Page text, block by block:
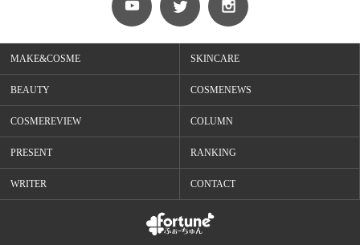
MAKE&COSME SKINCARE
BEAUTY COSMENEWS
COSMEREVIEW COLUMN
PRESENT RANKING
WRITER CONTACT